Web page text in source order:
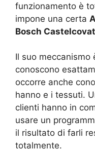
funzionamento è
impone una certa
Bosch
Il suo meccanismo
conoscono
occorre anche
hanno e i tessuti.
clienti hanno in
usare un
il risultato di farli
totalmente.